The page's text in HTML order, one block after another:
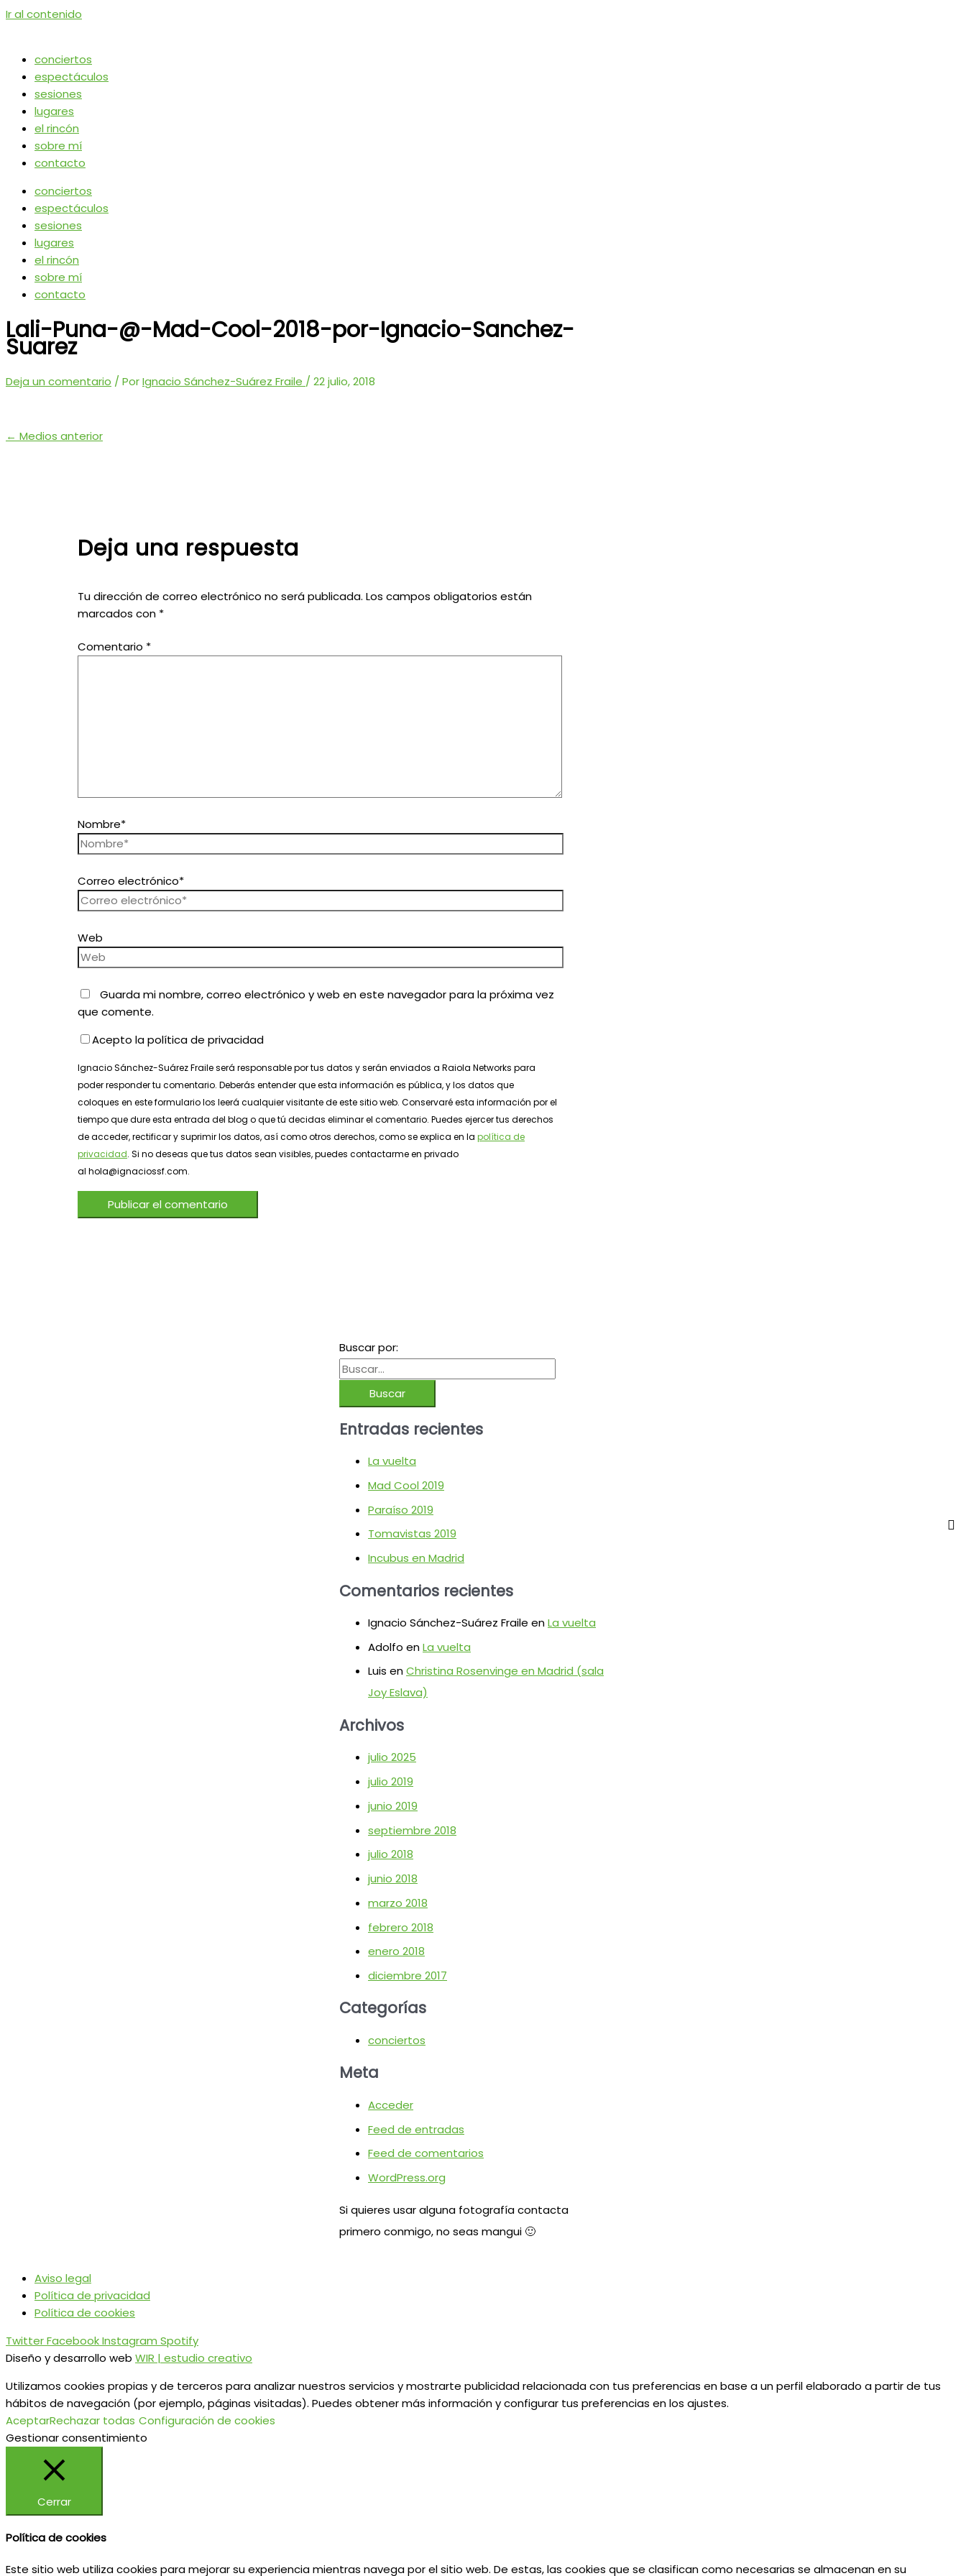
Ir al contenido
conciertos
espectáculos
sesiones
lugares
el rincón
sobre mí
contacto
conciertos
espectáculos
sesiones
lugares
el rincón
sobre mí
contacto
Lali-Puna-@-Mad-Cool-2018-por-Ignacio-Sanchez-
Suarez
Deja un comentario / PorIgnacio Sánchez-Suárez Fraile /22 julio, 2018
← Medios anterior
Deja una respuesta
Tu dirección de correo electrónico no será publicada. Los campos obligatorios están
marcados con *
Comentario *
Nombre*
Correo electrónico*
Web
Guarda mi nombre, correo electrónico y web en este navegador para la próxima vez
que comente.
Acepto la política de privacidad
Ignacio Sánchez-Suárez Fraile será responsable por tus datos y serán enviados a Raiola Networks para
poder responder tu comentario. Deberás entender que esta información es pública, y los datos que
coloques en este formulario los leerá cualquier visitante de este sitio web. Conservaré esta información por el
tiempo que dure esta entrada del blog o que tú decidas eliminar el comentario. Puedes ejercer tus derechos
de acceder, rectificar y suprimir los datos, así como otros derechos, como se explica en lapolítica de
privacidad. Si no deseas que tus datos sean visibles, puedes contactarme en privado
al hola@ignaciossf.com.
Buscar por:
Entradas recientes
La vuelta
Mad Cool 2019
Paraíso 2019
Tomavistas 2019
Incubus en Madrid
Comentarios recientes
Ignacio Sánchez-Suárez Fraile enLa vuelta
Adolfo enLa vuelta
Luis enChristina Rosenvinge en Madrid (sala
Joy Eslava)
Archivos
julio 2025
julio 2019
junio 2019
septiembre 2018
julio 2018
junio 2018
marzo 2018
febrero 2018
enero 2018
diciembre 2017
Categorías
conciertos
Meta
Acceder
Feed de entradas
Feed de comentarios
WordPress.org
Si quieres usar alguna fotografía contacta
primero conmigo, no seas mangui 🙂
Aviso legal
Política de privacidad
Política de cookies
TwitterFacebookInstagram Spotify
Diseño y desarrollo web WIR | estudio creativo
Utilizamos cookies propias y de terceros para analizar nuestros servicios y mostrarte publicidad relacionada con tus preferencias en base a un perfil elaborado a partir de tus
hábitos de navegación (por ejemplo, páginas visitadas). Puedes obtener más información y configurar tus preferencias en los ajustes.
AceptarRechazar todas Configuración de cookies
Gestionar consentimiento
Cerrar
Política de cookies
Este sitio web utiliza cookies para mejorar su experiencia mientras navega por el sitio web. De estas, las cookies que se clasifican como necesarias se almacenan en su